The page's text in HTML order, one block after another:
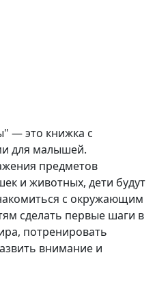
— это книжка с
для малышей.
предметов
и животных, дети будут
с окружающим
сделать первые шаги в
потренировать
внимание и